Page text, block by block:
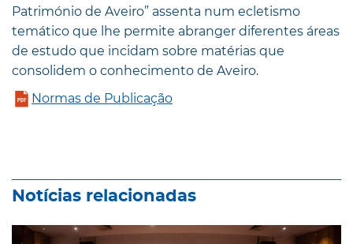
Património de Aveiro” assenta num ecletismo
temático que lhe permite abranger diferentes áreas
de estudo que incidam sobre matérias que
consolidem o conhecimento de Aveiro.
Normas de Publicação
Notícias relacionadas